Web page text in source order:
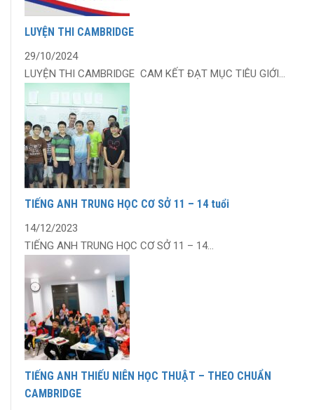
LUYỆN THI CAMBRIDGE
29/10/2024
LUYỆN THI CAMBRIDGE CAM KẾT ĐẠT MỤC TIÊU GIỚI...
TIẾNG ANH TRUNG HỌC CƠ SỞ 11 – 14 tuổi
14/12/2023
TIẾNG ANH TRUNG HỌC CƠ SỞ 11 – 14...
TIẾNG ANH THIẾU NIÊN HỌC THUẬT – THEO CHUẨN
CAMBRIDGE